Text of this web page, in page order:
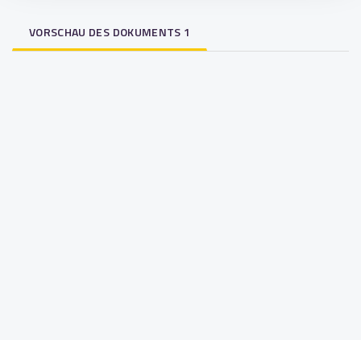
VORSCHAU DES DOKUMENTS 1